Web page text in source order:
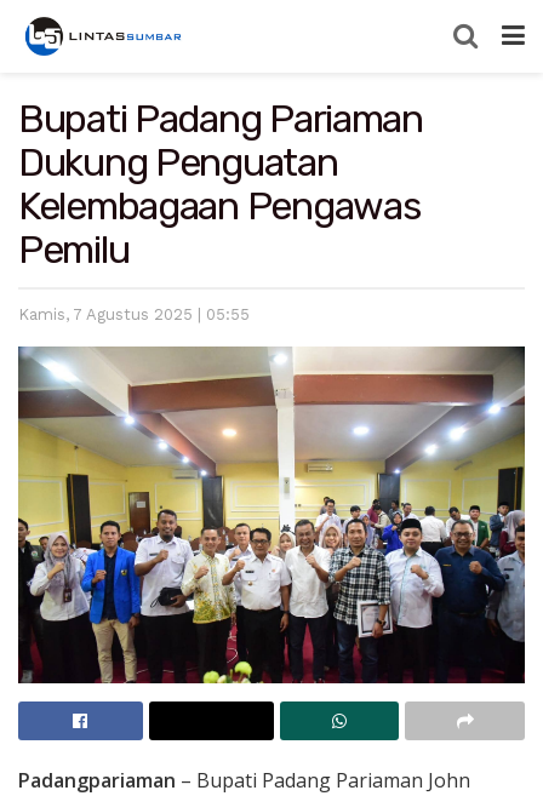
Bupati Padang Pariaman
Dukung Penguatan
Kelembagaan Pengawas
Pemilu
Kamis, 7 Agustus 2025 | 05:55
Padangpariaman – Bupati Padang Pariaman John